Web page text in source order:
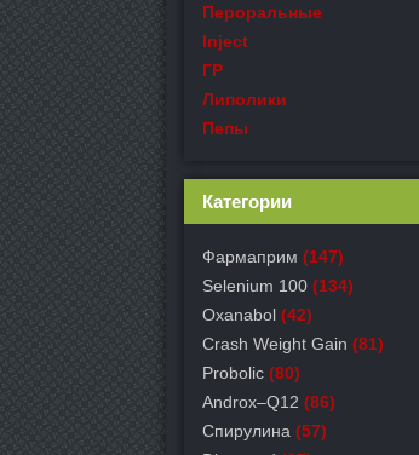
Пероральные
Inject
ГР
Липолики
Пепы
Категории
Фармаприм (147)
Selenium 100 (134)
Oxanabol (42)
Crash Weight Gain (81)
Probolic (80)
Androx–Q12 (86)
Спирулина (57)